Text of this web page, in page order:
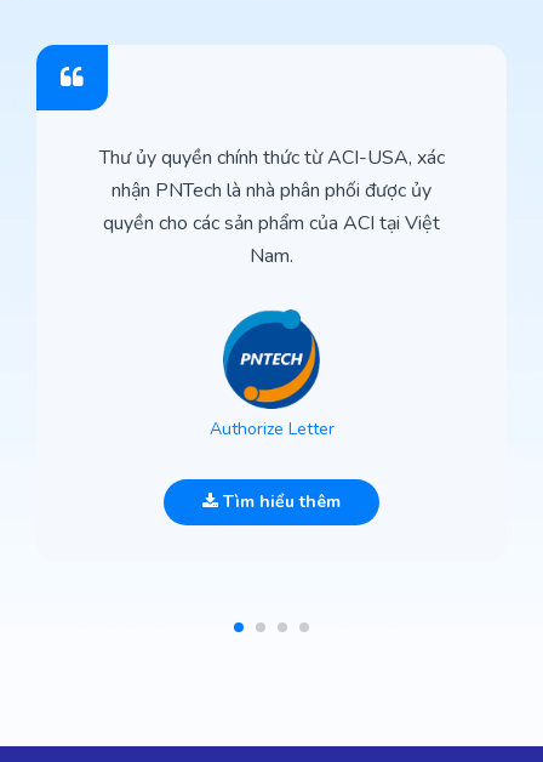
Thư ủy quyền chính thức từ ACI-USA, xác
nhận PNTech là nhà phân phối được ủy
quyền cho các sản phẩm của ACI tại Việt
Nam.
Authorize Letter
Tìm hiểu thêm